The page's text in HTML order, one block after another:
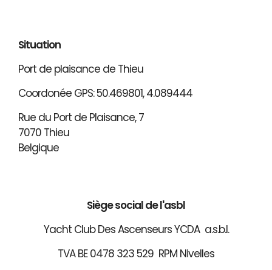
Situation
Port de plaisance de Thieu
Coordonée GPS: 50.469801, 4.089444
Rue du Port de Plaisance, 7
7070 Thieu
Belgique
Siège social de l'asbl
Yacht Club Des Ascenseurs YCDA a.s.b.l.
TVA BE 0478 323 529 RPM Nivelles